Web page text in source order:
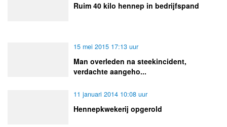
Ruim 40 kilo hennep in bedrijfspand
15 mei 2015 17:13 uur
Man overleden na steekincident,
verdachte aangeho...
11 januari 2014 10:08 uur
Hennepkwekerij opgerold